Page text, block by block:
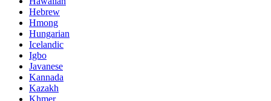
Hebrew
Hmong
Hungarian
Icelandic
Igbo
Javanese
Kannada
Kazakh
Khmer